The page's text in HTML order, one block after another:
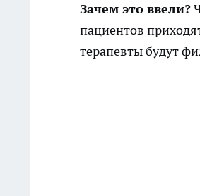
Зачем это ввели?
пациентов
терапевты будут